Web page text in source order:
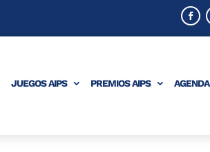
JUEGOS AIPS PREMIOS AIPS AGENDA